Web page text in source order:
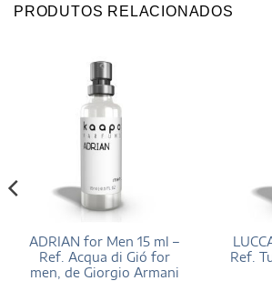
PRODUTOS RELACIONADOS
ADRIAN for Men 15 ml –
Ref. Acqua di Gió for
men, de Giorgio Armani
Ref.